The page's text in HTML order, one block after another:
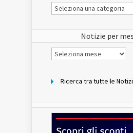
Le
Notizie
Notizie per
Notizie
per
Ricerca tra tutte le